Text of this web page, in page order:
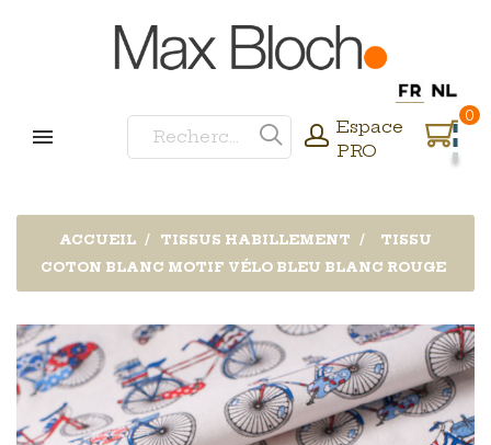
Espace
PRO
0
ACCUEIL TISSUS HABILLEMENT
TISSU
COTON BLANC MOTIF VÉLO BLEU BLANC ROUGE